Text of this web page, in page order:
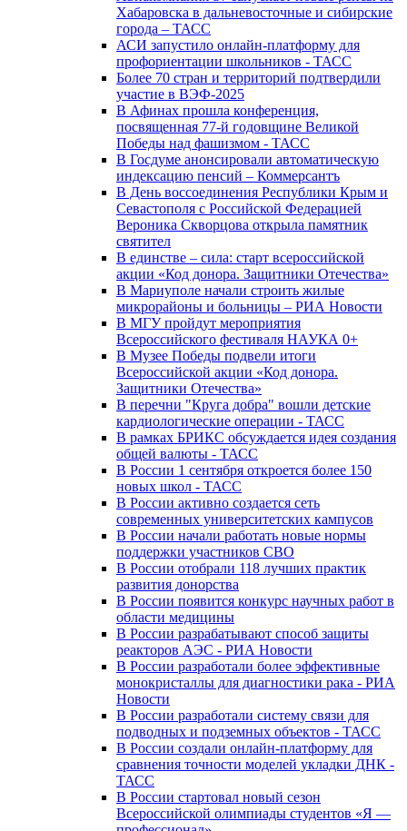
Хабаровска в дальневосточные и сибирские
города – ТАСС
АСИ запустило онлайн-платформу для
профориентации школьников - ТАСС
Более 70 стран и территорий подтвердили
участие в ВЭФ-2025
В Афинах прошла конференция,
посвященная 77-й годовщине Великой
Победы над фашизмом - ТАСС
В Госдуме анонсировали автоматическую
индексацию пенсий – Коммерсантъ
В День воссоединения Республики Крым и
Севастополя с Российской Федерацией
Вероника Скворцова открыла памятник
святител
В единстве – сила: старт всероссийской
акции «Код донора. Защитники Отечества»
В Мариуполе начали строить жилые
микрорайоны и больницы – РИА Новости
В МГУ пройдут мероприятия
Всероссийского фестиваля НАУКА 0+
В Музее Победы подвели итоги
Всероссийской акции «Код донора.
Защитники Отечества»
В перечни "Круга добра" вошли детские
кардиологические операции - ТАСС
В рамках БРИКС обсуждается идея создания
общей валюты - ТАСС
В России 1 сентября откроется более 150
новых школ - ТАСС
В России активно создается сеть
современных университетских кампусов
В России начали работать новые нормы
поддержки участников СВО
В России отобрали 118 лучших практик
развития донорства
В России появится конкурс научных работ в
области медицины
В России разрабатывают способ защиты
реакторов АЭС - РИА Новости
В России разработали более эффективные
монокристаллы для диагностики рака - РИА
Новости
В России разработали систему связи для
подводных и подземных объектов - ТАСС
В России создали онлайн-платформу для
сравнения точности моделей укладки ДНК -
ТАСС
В России стартовал новый сезон
Всероссийской олимпиады студентов «Я —